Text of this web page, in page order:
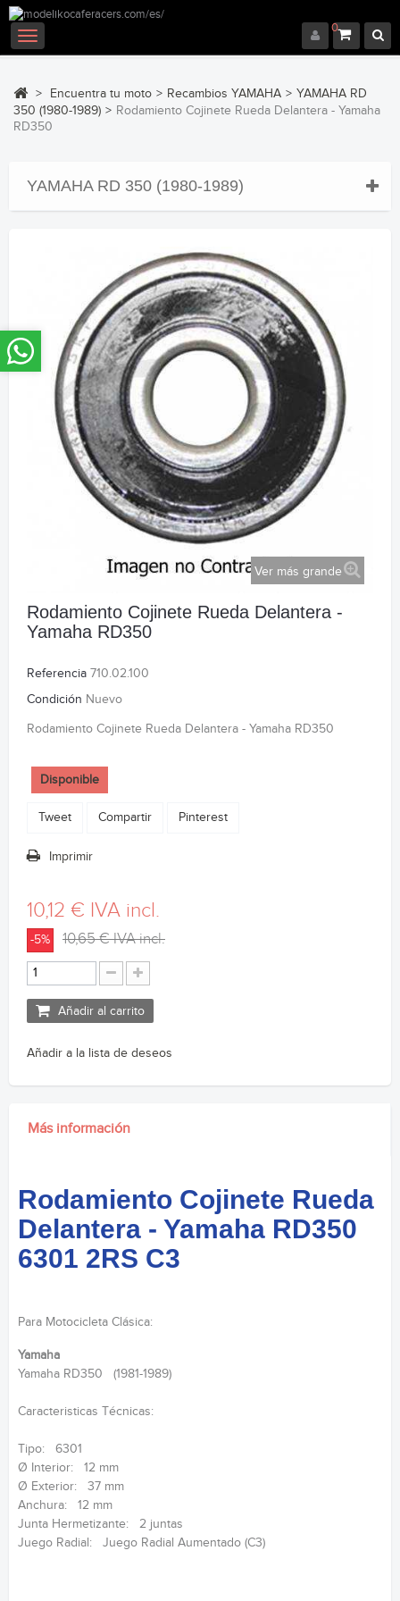
0
Navegación
Toggle
> Encuentra tu moto > Recambios YAMAHA > YAMAHA RD
350 (1980-1989) > Rodamiento Cojinete Rueda Delantera - Yamaha
RD350
YAMAHA RD 350 (1980-1989)
Ver más grande
Rodamiento Cojinete Rueda Delantera -
Yamaha RD350
Referencia 710.02.100
Condición Nuevo
Rodamiento Cojinete Rueda Delantera - Yamaha RD350
Disponible
Tweet Compartir Pinterest
Imprimir
10,12 € IVA incl.
-5% 10,65 €IVA incl.
Añadir al carrito
Añadir a la lista de deseos
Más información
Rodamiento Cojinete Rueda
Delantera - Yamaha RD350
6301 2RS C3
Para Motocicleta Clásica:
Yamaha
Yamaha RD350 (1981-1989)
Caracteristicas Técnicas:
Tipo: 6301
Ø Interior: 12 mm
Ø Exterior: 37 mm
Anchura: 12 mm
Junta Hermetizante: 2 juntas
Juego Radial: Juego Radial Aumentado (C3)